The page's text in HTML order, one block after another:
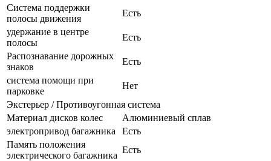
Система поддержки
полосы движения
Есть
удержание в центре
полосы
Есть
Распознавание дорожных
знаков
Есть
система помощи при
парковке
Нет
Экстерьер / Противоугонная система
Материал дисков колес
Алюминиевый сплав
электропривод багажника
Есть
Память положения
электрического багажника
Есть